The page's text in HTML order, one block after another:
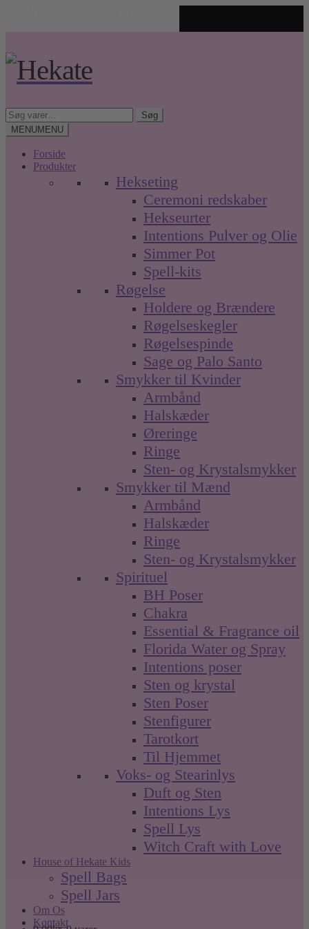
navigation
indhold
Søg
efter:
Søg
MENUMENU
Forside
Produkter
Hekseting
Ceremoni redskaber
Hekseurter
Intentions Pulver og Olie
Simmer Pot
Spell-kits
Røgelse
Holdere og Brændere
Røgelseskegler
Røgelsespinde
Sage og Palo Santo
Smykker til Kvinder
Armbånd
Halskæder
Øreringe
Ringe
Sten- og Krystalsmykker
Smykker til Mænd
Armbånd
Halskæder
Ringe
Sten- og Krystalsmykker
Spirituel
BH Poser
Chakra
Essential & Fragrance oil
Florida Water og Spray
Intentions poser
Sten og krystal
Sten Poser
Stenfigurer
Tarotkort
Til Hjemmet
Voks- og Stearinlys
Duft og Sten
Intentions Lys
Spell Lys
Witch Craft with Love
House of Hekate Kids
Spell Bags
Spell Jars
Om Os
Kontakt